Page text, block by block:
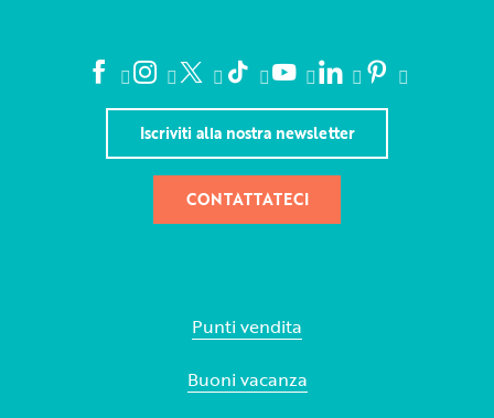
Iscriviti alla nostra newsletter
CONTATTATECI
Punti vendita
Buoni vacanza